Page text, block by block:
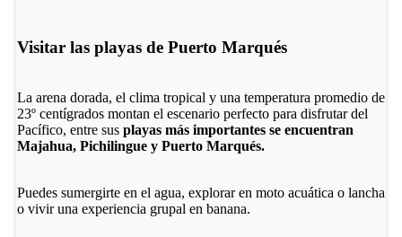
Visitar las playas de Puerto Marqués
La arena dorada, el clima tropical y una temperatura promedio de
23º centígrados montan el escenario perfecto para disfrutar del
Pacífico, entre sus playas más importantes se encuentran
Majahua, Pichilingue y Puerto Marqués.
Puedes sumergirte en el agua, explorar en moto acuática o lancha
o vivir una experiencia grupal en banana.